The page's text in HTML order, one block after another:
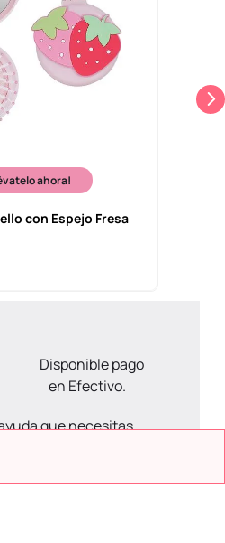
ahora!
con Espejo Fresa
Disponible pago
en Efectivo.
que necesitas
Todos tus pagos son